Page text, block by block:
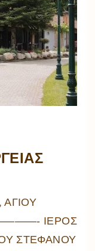
ΑΓΙΟΥ
ΙΕΡΟΣ
ΣΤΕΦΑΝΟΥ